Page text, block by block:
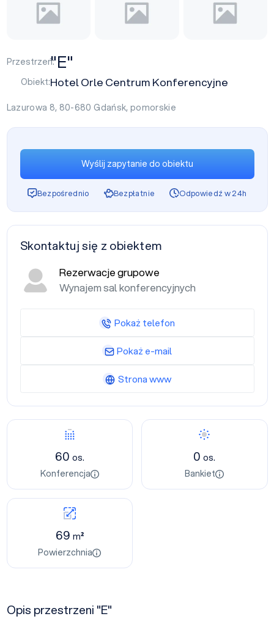
Przestrzeń:"E"
Obiekt:Hotel Orle Centrum Konferencyjne
Lazurowa 8, 80-680Gdańsk, pomorskie
60 os.
Konferencja
0os.
Bankiet
69 m²
Powierzchnia
Opis przestrzeni "E"
Wyślij zapytanie do obiektu
Bezpośrednio Bezpłatnie Odpowiedź w 24h
Skontaktuj się z obiektem
Rezerwacje grupowe
Wynajem sal konferencyjnych
Pokaż telefon
Pokaż e-mail
Strona www